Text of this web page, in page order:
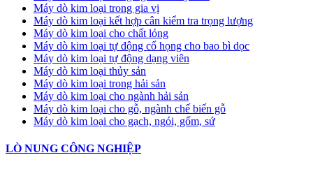
Máy dò kim loại trong gia vị
Máy dò kim loại kết hợp cân kiểm tra trọng lượng
Máy dò kim loại cho chất lỏng
Máy dò kim loại tự động cổ họng cho bao bì dọc
Máy dò kim loại tự động dạng viên
Máy dò kim loại thủy sản
Máy dò kim loại trong hải sản
Máy dò kim loại cho ngành hải sản
Máy dò kim loại cho gỗ, ngành chế biến gỗ
Máy dò kim loại cho gạch, ngói, gốm, sứ
LÒ NUNG CÔNG NGHIỆP